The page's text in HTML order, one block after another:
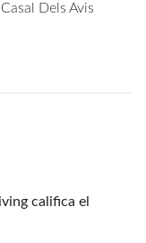
Dels Avis
califica el